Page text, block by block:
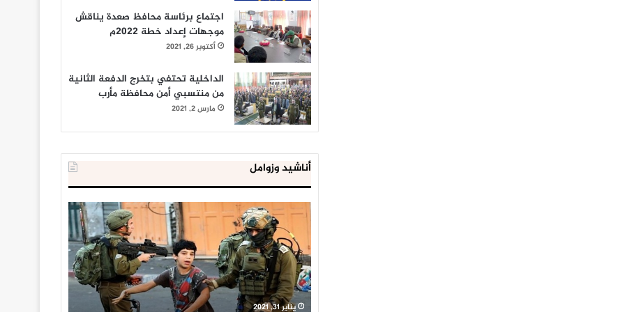
اجتماع برئاسة محافظ صعدة يناقش
موجهات إعداد خطة 2022م
أكتوبر 26, 2021
الداخلية تحتفي بتخرج الدفعة الثانية
من منتسبي أمن محافظة مأرب
مارس 2, 2021
أناشيد وزوامل
العدو
الإسرائيلي
اعتقل
543
طفلا
فلسطينيا
خلال
يناير 31, 2021
الداخلية
المصرية
تعلن
إحباط
‘مخطط
كبير’